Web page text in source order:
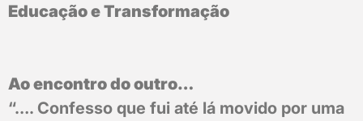
Educação e Transformação
Ao encontro do outro…
“…. Confesso que fui até lá movido por uma